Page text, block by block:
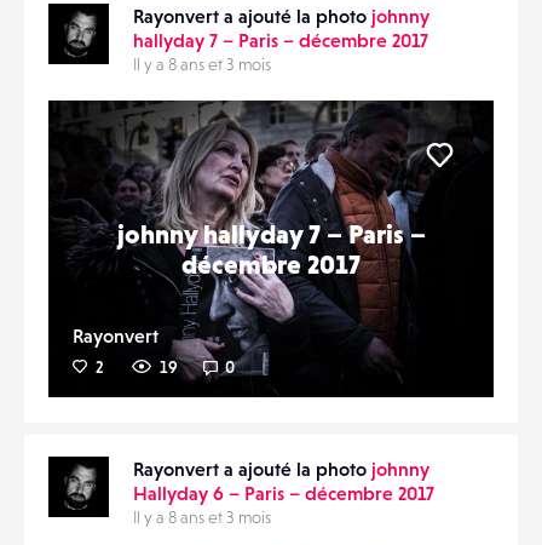
Rayonvert a ajouté la photo johnny
hallyday 7 – Paris – décembre 2017
Il y a 8 ans et 3 mois
johnny hallyday 7 – Paris –
décembre 2017
Rayonvert
2 19 0
Rayonvert a ajouté la photo johnny
Hallyday 6 – Paris – décembre 2017
Il y a 8 ans et 3 mois